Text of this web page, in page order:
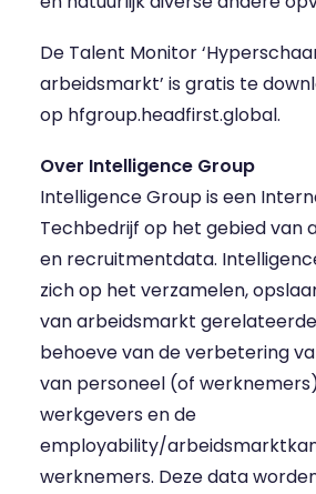
De Talent Monitor
arbeidsmarkt’ is gratis te
op hfgroup.headfirst.global.
Over Intelligence Group
Intelligence Groupis een
Techbedrijf op het gebied van
en recruitmentdata.
zich op het verzamelen,
van arbeidsmarkt
behoeve van de verbetering
van personeel (of
werkgevers en de
employability/
werknemers. Deze data